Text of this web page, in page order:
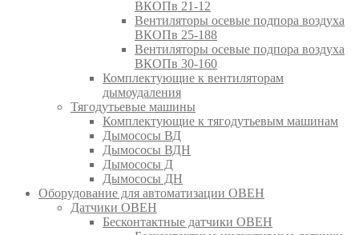
ВКОПв 21-12
Вентиляторы осевые подпора воздуха
ВКОПв 25-188
Вентиляторы осевые подпора воздуха
ВКОПв 30-160
Комплектующие к вентиляторам
дымоудаления
Тягодутьевые машины
Комплектующие к тягодутьевым машинам
Дымососы ВД
Дымососы ВДН
Дымососы Д
Дымососы ДН
Оборудование для автоматизации ОВЕН
Датчики ОВЕН
Бесконтактные датчики ОВЕН